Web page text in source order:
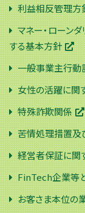
利益相反管理方
マネー・ローン
する基本方針
一般事業主行動
女性の活躍に関
特殊詐欺関係
苦情処理措置及
経営者保証に関
FinTech企業等
お客さま本位の